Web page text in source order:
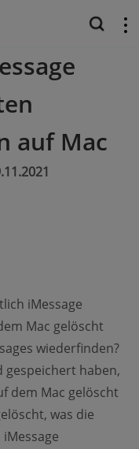
auf Mac
iMessage
Mac gelöscht
wiederfinden?
gespeichert haben,
dem Mac gelöscht
was die